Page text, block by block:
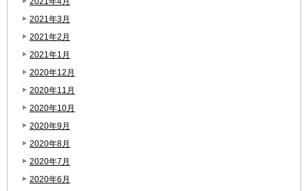
2021年3月
2021年2月
2021年1月
2020年12月
2020年11月
2020年10月
2020年9月
2020年8月
2020年7月
2020年6月